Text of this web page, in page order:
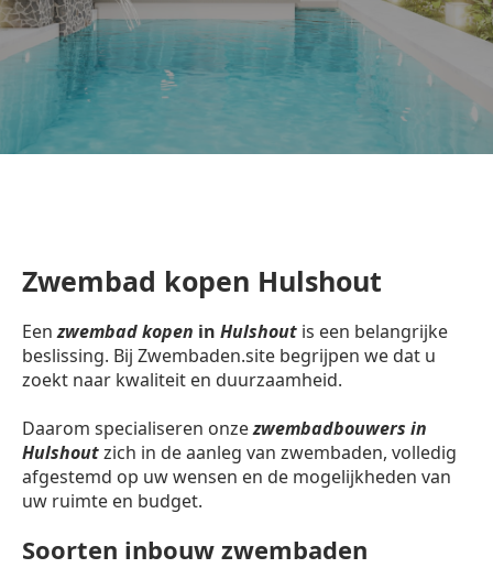
Zwembad kopen Hulshout
Eenzwembad kopen in Hulshout is een belangrijke
beslissing. Bij Zwembaden.site begrijpen we dat u
zoekt naar kwaliteit en duurzaamheid.
Daarom specialiseren onzezwembadbouwers in
Hulshoutzich in de aanleg van zwembaden, volledig
afgestemd op uw wensen en de mogelijkheden van
uw ruimte en budget.
Soorten inbouw zwembaden